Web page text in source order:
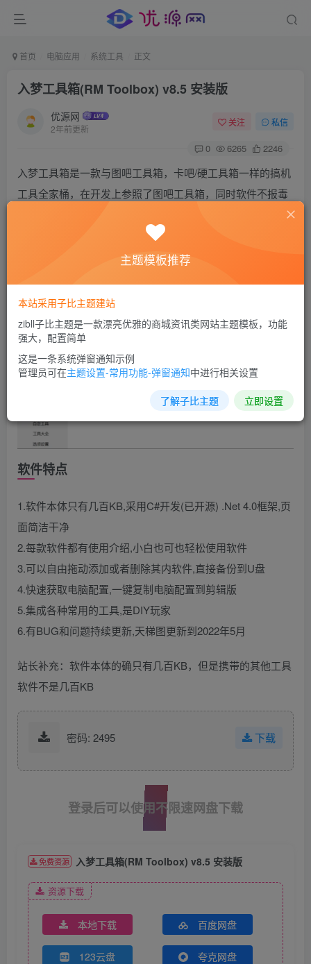
首页 电脑应用 系统工具 正文
入梦工具箱(RM Toolbox) v8.5 安装版
优源网
2年前更新
关注 私信
0 6265 2246
入梦工具箱是一款与图吧工具箱，卡吧/硬工具箱一样的搞机
工具全家桶，在开发上参照了图吧工具箱，同时软件不报毒
(当然报毒不等于有毒，比如图吧的一些工具因为是“学习版”
导致的报毒，实际上无毒)，五脏俱全，比如AIDA64，
CPU/GPUZ之类的，同时软件开源。
软件特点
1.软件本体只有几百KB,采用C#开发(已开源) .Net 4.0框架,页
面简洁干净
2.每款软件都有使用介绍,小白也可也轻松使用软件
3.可以自由拖动添加或者删除其内软件,直接备份到U盘
4.快速获取电脑配置,一键复制电脑配置到剪辑版
5.集成各种常用的工具,是DIY玩家
6.有BUG和问题持续更新,天梯图更新到2022年5月
站长补充：软件本体的确只有几百KB，但是携带的其他工具
软件不是几百KB
密码: 2495 下载
登录后可以使用不限速网盘下载
免费资源 入梦工具箱(RM Toolbox) v8.5 安装版
资源下载
本地下载 百度网盘
123云盘 夸克网盘
主题模板推荐
本站采用子比主题建站
zibll子比主题是一款漂亮优雅的商城资讯类网站主题模板，功能
强大，配置简单
这是一条系统弹窗通知示例
管理员可在主题设置-常用功能-弹窗通知中进行相关设置
了解子比主题 立即设置